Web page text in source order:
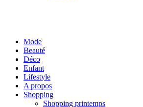
Mode
Beauté
Déco
Enfant
Lifestyle
A propos
Shopping
Shopping printemps